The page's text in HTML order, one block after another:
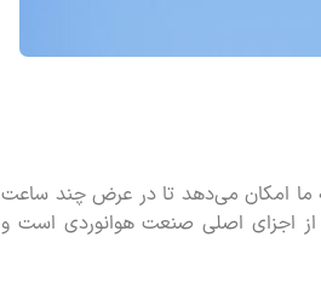
ما امکان می‌دهد تا در عرض چند ساعت
از اجزای اصلی صنعت هوانوردی است و